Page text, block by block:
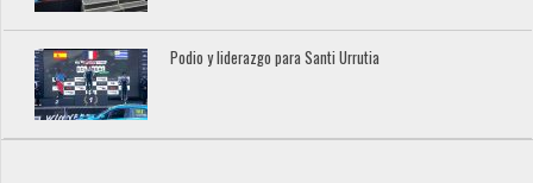
Podio y liderazgo para Santi Urrutia